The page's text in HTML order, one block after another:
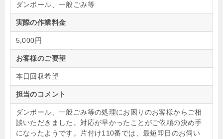
ダンボール、一般ごみ等
実際の作業料金
5,000円
お客様のご要望
本日回収希望
担当のコメント
ダンボール、一般ごみ等の処理にお困りのお客様からご相
談いただきました。対応が早かったことがご依頼の決め手
になったようです。片付け110番では、最短即日のお伺い